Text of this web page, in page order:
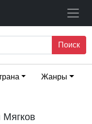
Поиск
Жанры